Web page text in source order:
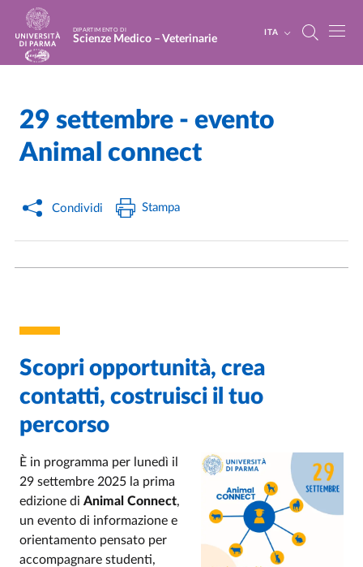
Salta al contenuto principale
Skip to footer
DIPARTIMENTO DI
Scienze Medico – Veterinarie
ITA
Home
/
Cerca una notizia
29 settembre - evento
Animal connect
Condividi Stampa
Scopri opportunità, crea
contatti, costruisci il tuo
percorso
È in programma per lunedì il
29 settembre 2025 la prima
edizione di Animal Connect,
un evento di informazione e
orientamento pensato per
accompagnare studenti,